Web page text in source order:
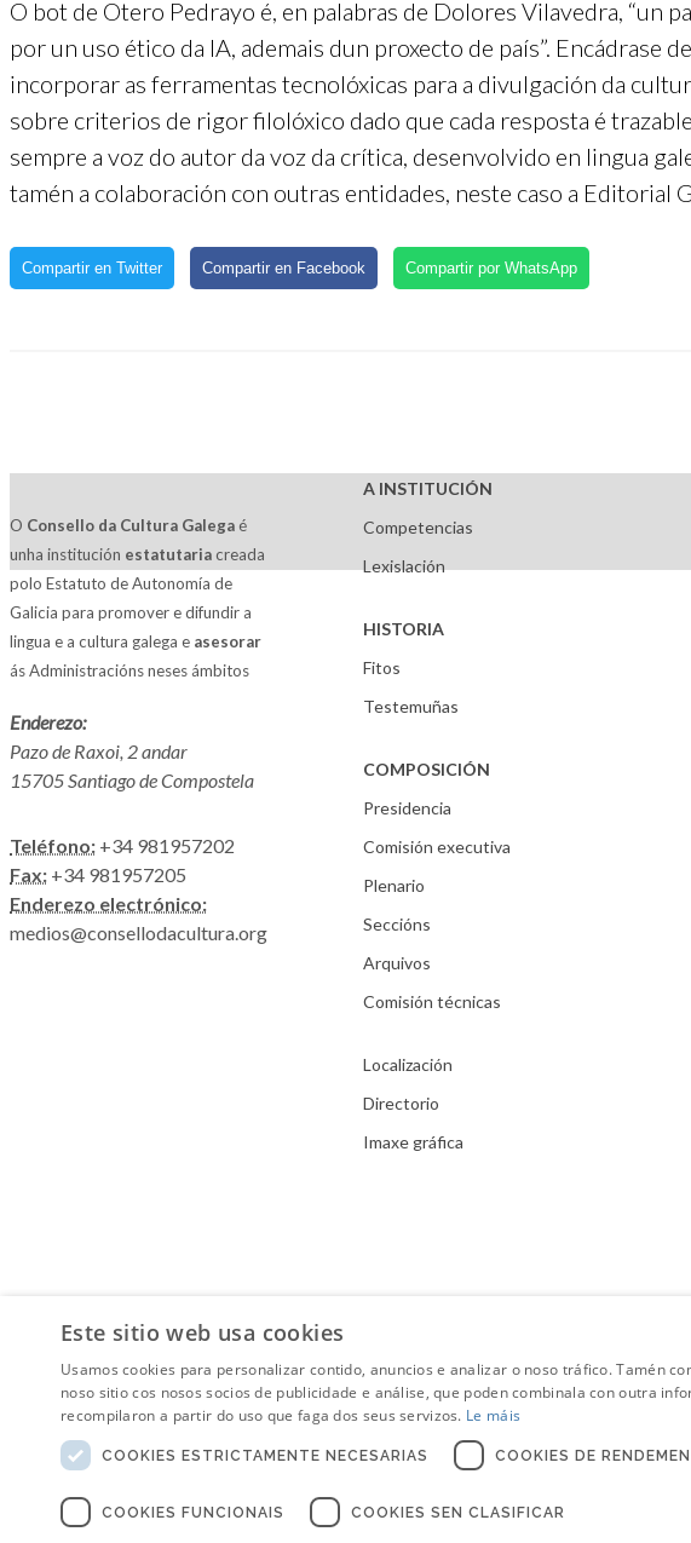
O bot de Otero Pedrayo é, en palabras de Dolores Vilavedra, “un
por un uso ético da IA, ademais dun proxecto de país”. Encádrase
incorporar as ferramentas tecnolóxicas para a divulgación da
sobre criterios de rigor filolóxico dado que cada resposta é
sempre a voz do autor da voz da crítica, desenvolvido en lingua
tamén a colaboración con outras entidades, neste caso a Editorial
Compartir en Twitter Compartir en Facebook Compartir por WhatsApp
O Consello da Cultura Galega é
unha institución estatutariacreada
polo Estatuto de Autonomía de
Galicia para promover e difundir a
lingua e a cultura galega e asesorar
ás Administracións neses ámbitos
Enderezo:
Pazo de Raxoi, 2 andar
15705 Santiago de Compostela
Teléfono: +34 981957202
Fax: +34 981957205
Enderezo electrónico:
medios@consellodacultura.org
A INSTITUCIÓN
Competencias
Lexislación
HISTORIA
Fitos
Testemuñas
COMPOSICIÓN
Presidencia
Comisión executiva
Plenario
Seccións
Arquivos
Comisión técnicas
Localización
Directorio
Imaxe gráfica
Aviso Legal
Este sitio web usa cookies
Usamos cookies para personalizar contido, anuncios e analizar o noso tráfico. Tamén
noso sitio cos nosos socios de publicidade e análise, que poden combinala con outra
recompilaron a partir do uso que faga dos seus servizos. Le máis
COOKIES ESTRICTAMENTE NECESARIAS COOKIES DE
COOKIES FUNCIONAIS COOKIES SEN CLASIFICAR